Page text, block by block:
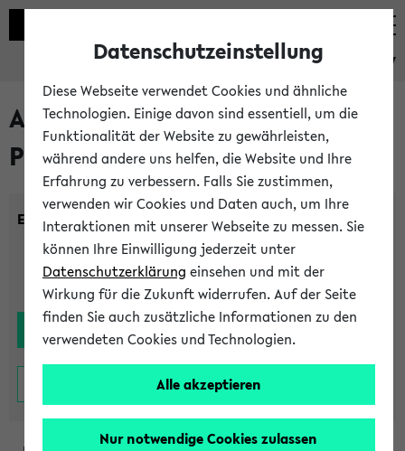
eKVV
Alle noch stattfindenden
Prüfungen
Einrichtung:
Datenschutzeinstellung
Diese Webseite verwendet Cookies und ähnliche
Technologien. Einige davon sind essentiell, um die
Funktionalität der Website zu gewährleisten,
während andere uns helfen, die Website und Ihre
Erfahrung zu verbessern. Falls Sie zustimmen,
verwenden wir Cookies und Daten auch, um Ihre
Interaktionen mit unserer Webseite zu messen. Sie
können Ihre Einwilligung jederzeit unter
Datenschutzerklärung einsehen und mit der
Wirkung für die Zukunft widerrufen. Auf der Seite
finden Sie auch zusätzliche Informationen zu den
verwendeten Cookies und Technologien.
Alle akzeptieren
Nur notwendige Cookies zulassen